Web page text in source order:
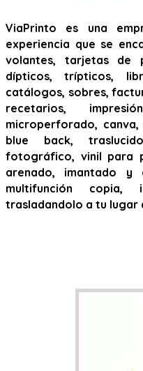
ViaPrinto es una
experiencia que se
volantes, tarjetas de
dípticos, trípticos,
catálogos, sobres,
recetarios,
microperforado,
blue back,
fotográfico, vinil para
arenado, imantado y
multifunción copia,
trasladandolo a tu lugar